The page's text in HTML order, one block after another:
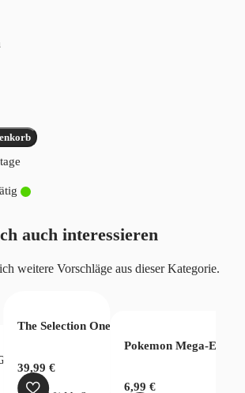
auch interessieren
weitere Vorschläge aus dieser Kategorie.
Two Legends OPC08 Display Chinese
The Selection One Piece Wanted Bag
39,99€
Pokemon Mega-
6,99 €